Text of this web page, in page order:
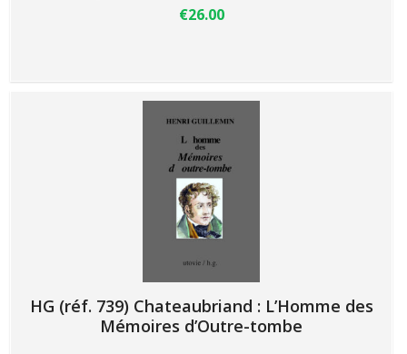
€26.00
HG (réf. 739) Chateaubriand : L’Homme des
Mémoires d’Outre-tombe